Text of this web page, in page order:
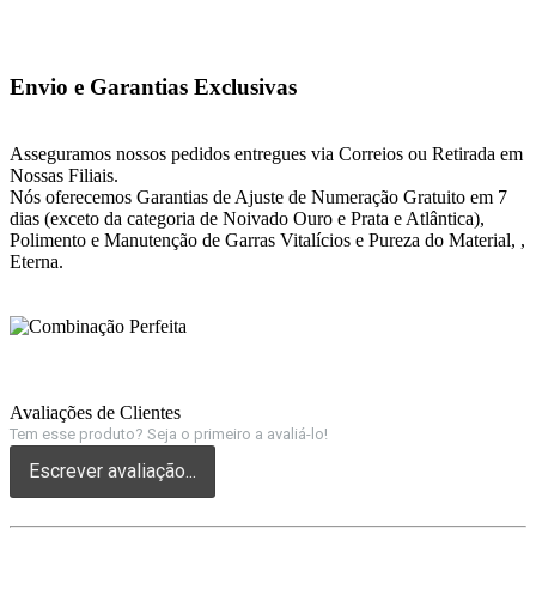
Envio e Garantias Exclusivas
Asseguramos nossos pedidos entregues via Correios ou Retirada em
Nossas Filiais.
Nós oferecemos Garantias de Ajuste de Numeração Gratuito em 7
dias (exceto da categoria de Noivado Ouro e Prata e Atlântica),
Polimento e Manutenção de Garras Vitalícios e Pureza do Material, ,
Eterna.
Avaliações de Clientes
Tem esse produto? Seja o primeiro a avaliá-lo!
Escrever avaliação...